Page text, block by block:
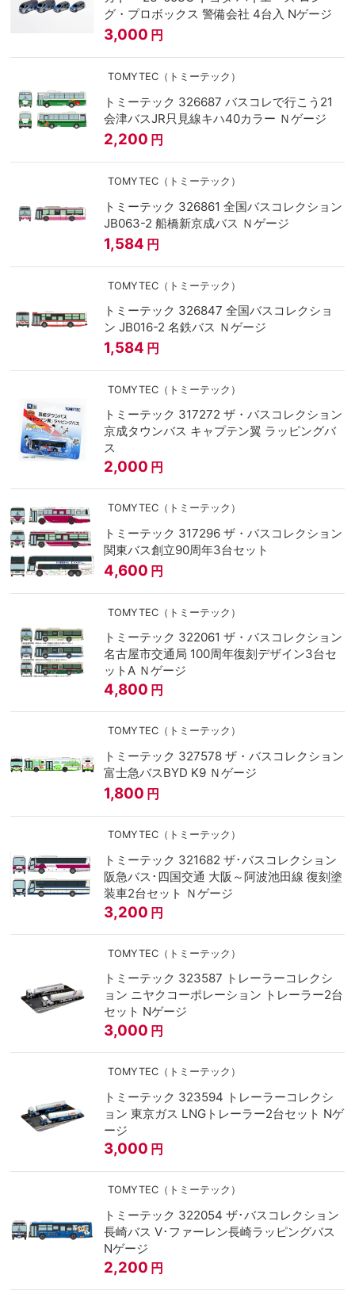
グ・プロボックス 警備会社 4台入 Nゲージ
3,000 円
TOMYTEC（トミーテック）
トミーテック 326687 バスコレで行こう21
会津バスJR只見線キハ40カラー Ｎゲージ
2,200 円
TOMYTEC（トミーテック）
トミーテック 326861 全国バスコレクション
JB063-2 船橋新京成バス Ｎゲージ
1,584 円
TOMYTEC（トミーテック）
トミーテック 326847 全国バスコレクショ
ン JB016-2 名鉄バス Ｎゲージ
1,584 円
TOMYTEC（トミーテック）
トミーテック 317272 ザ・バスコレクション
京成タウンバス キャプテン翼 ラッピングバ
ス
2,000 円
TOMYTEC（トミーテック）
トミーテック 317296 ザ・バスコレクション
関東バス創立90周年3台セット
4,600 円
TOMYTEC（トミーテック）
トミーテック 322061 ザ・バスコレクション
名古屋市交通局 100周年復刻デザイン3台セ
ットA Ｎゲージ
4,800 円
TOMYTEC（トミーテック）
トミーテック 327578 ザ・バスコレクション
富士急バスBYD K9 Ｎゲージ
1,800 円
TOMYTEC（トミーテック）
トミーテック 321682 ザ･バスコレクション
阪急バス･四国交通 大阪～阿波池田線 復刻塗
装車2台セット Ｎゲージ
3,200 円
TOMYTEC（トミーテック）
トミーテック 323587 トレーラーコレクシ
ョン ニヤクコーポレーション トレーラー2台
セット Nゲージ
3,000 円
TOMYTEC（トミーテック）
トミーテック 323594 トレーラーコレクシ
ョン 東京ガス LNGトレーラー2台セット Nゲ
ージ
3,000 円
TOMYTEC（トミーテック）
トミーテック 322054 ザ･バスコレクション
長崎バス V･ファーレン長崎ラッピングバス
Nゲージ
2,200 円